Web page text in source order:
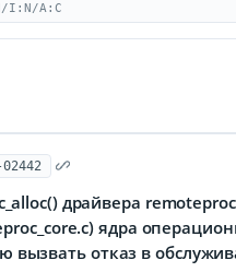
I:N/A:C
драйвера remoteproc
ядра
отказ в